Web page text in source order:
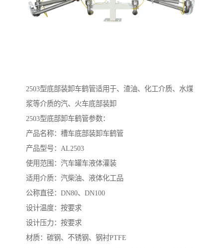
2503型底部装卸车鹤管适用于、渣油、化工介质、水煤
浆等介质的汽、火车底部装卸
2503型底部卸车鹤管参数：
产品名称：槽车底部装卸车鹤管
产品型号：AL2503
使用范围：汽车罐车液体灌装
适用介质：汽柴油、液体化工品
公称直径：DN80、DN100
设计温度：按要求
设计压力：按要求
材质：碳钢、不锈钢、钢衬PTFE